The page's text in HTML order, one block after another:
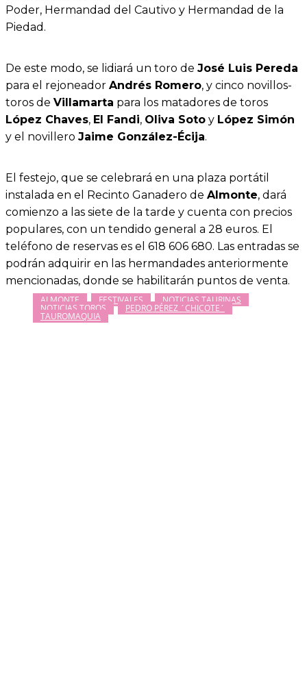
Poder, Hermandad del Cautivo y Hermandad de la
Piedad.
De este modo, se lidiará un toro de José Luis Pereda
para el rejoneador Andrés Romero, y cinco novillos-
toros de Villamarta para los matadores de toros
López Chaves, El Fandi, Oliva Soto y López Simón
y el novillero Jaime González-Écija.
El festejo, que se celebrará en una plaza portátil
instalada en el Recinto Ganadero de Almonte, dará
comienzo a las siete de la tarde y cuenta con precios
populares, con un tendido general a 28 euros. El
teléfono de reservas es el 618 606 680. Las entradas se
podrán adquirir en las hermandades anteriormente
mencionadas, donde se habilitarán puntos de venta.
ALMONTE FESTIVALES NOTICIAS TAURINAS
NOTICIAS TOROS PEDRO PÉREZ ´CHICOTE´
TAUROMAQUIA